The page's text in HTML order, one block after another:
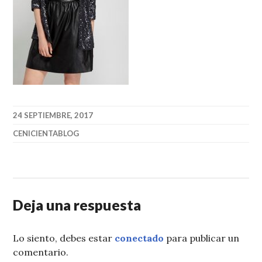
24 SEPTIEMBRE, 2017
CENICIENTABLOG
Deja una respuesta
Lo siento, debes estar conectado para publicar un
comentario.